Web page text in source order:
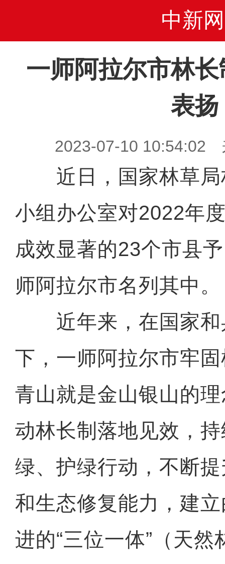
中新网
一师阿拉尔市林
表扬
2023-07-10 10:54:02
近日，国家林草局
小组办公室对2022年
成效显著的23个市县
师阿拉尔市名列其中。
近年来，在国家和
下，一师阿拉尔市牢
青山就是金山银山的
动林长制落地见效，
绿、护绿行动，不断
和生态修复能力，建
进的“三位一体”（天然